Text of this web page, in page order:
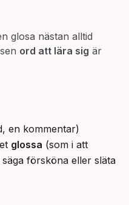
glosa nästan alltid
ord att lära sig är
en kommentar)
glossa (som i att
försköna eller släta